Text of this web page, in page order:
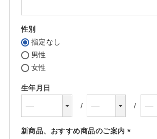
須)
性別
指定なし
男性
女性
生年月日
新商品、おすすめ商品のご案内